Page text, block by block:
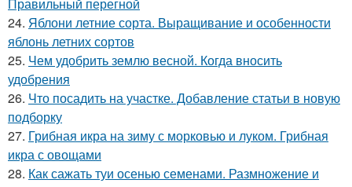
24. Яблони летние сорта. Выращивание и особенности
яблонь летних сортов
25. Чем удобрить землю весной. Когда вносить
удобрения
26. Что посадить на участке. Добавление статьи в новую
подборку
27. Грибная икра на зиму с морковью и луком. Грибная
икра с овощами
28. Как сажать туи осенью семенами. Размножение и